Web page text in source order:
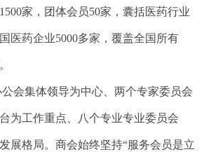
家，团体会员50家，囊括医药行业
医药企业5000多家，覆盖全国所有
体领导为中心、两个专家委员会
为工作重点、八个专业专业委员会
展格局。商会始终坚持“服务会员是立